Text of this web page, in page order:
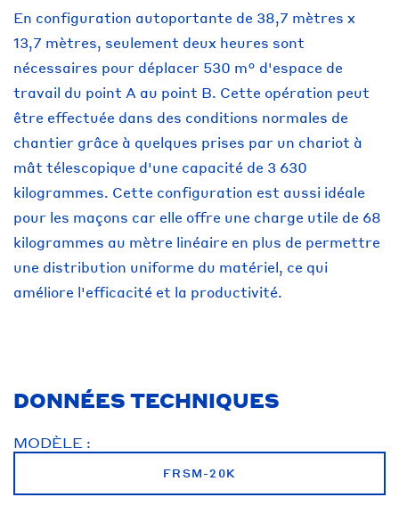
En configuration autoportante de 38,7 mètres x
13,7 mètres, seulement deux heures sont
nécessaires pour déplacer 530 m° d'espace de
travail du point A au point B. Cette opération peut
être effectuée dans des conditions normales de
chantier grâce à quelques prises par un chariot à
mât télescopique d'une capacité de 3 630
kilogrammes. Cette configuration est aussi idéale
pour les maçons car elle offre une charge utile de 68
kilogrammes au mètre linéaire en plus de permettre
une distribution uniforme du matériel, ce qui
améliore l'efficacité et la productivité.
DONNÉES TECHNIQUES
MODÈLE :
FRSM-20K